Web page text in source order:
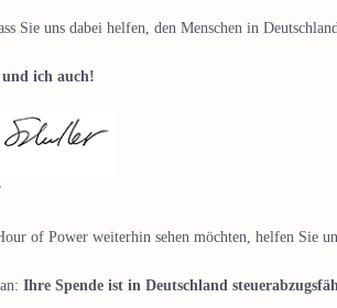
Sie uns dabei helfen, den Menschen in
ich auch!
of Power weiterhin sehen möchten, helfen Sie
Ihre Spende ist in Deutschland